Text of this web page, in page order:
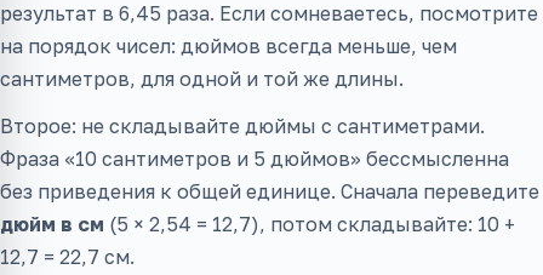
результат в 6,45 раза. Если сомневаетесь, посмотрите
на порядок чисел: дюймов всегда меньше, чем
сантиметров, для одной и той же длины.
Второе: не складывайте дюймы с сантиметрами.
Фраза «10 сантиметров и 5 дюймов» бессмысленна
без приведения к общей единице. Сначала переведите
дюйм в см (5 × 2,54 = 12,7), потом складывайте: 10 +
12,7 = 22,7 см.